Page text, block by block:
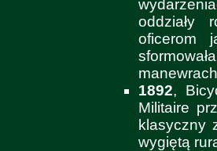
oddziały
oficerom
1892,
Militaire
klasyczny
wygiętą